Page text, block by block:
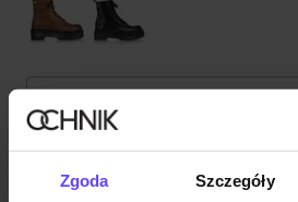
Zgoda Szczegóły